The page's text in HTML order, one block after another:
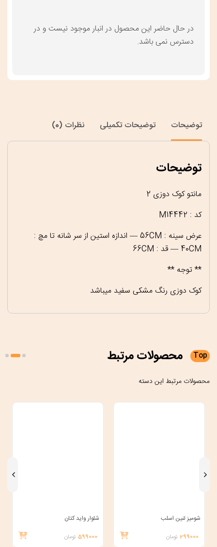
در حال حاضر این محصول در انبار موجود نیست و در
دسترس نمی باشد.
توضیحات توضیحات تکمیلی نظرات (0)
توضیحات
مانتو کوک دوزی 2
کد : M14442
عرض سینه : 56CM — اندازه استین از سر شانه تا مچ :
40CM — قد : 66CM
** توجه **
کوک دوزی رنگ مشکی سفید میباشد
Top محصولاتمرتبط
محصولات مرتبط این دسته
شومیز لنین اسلب
299000 تومان
شلوار واید کتان
599000 تومان